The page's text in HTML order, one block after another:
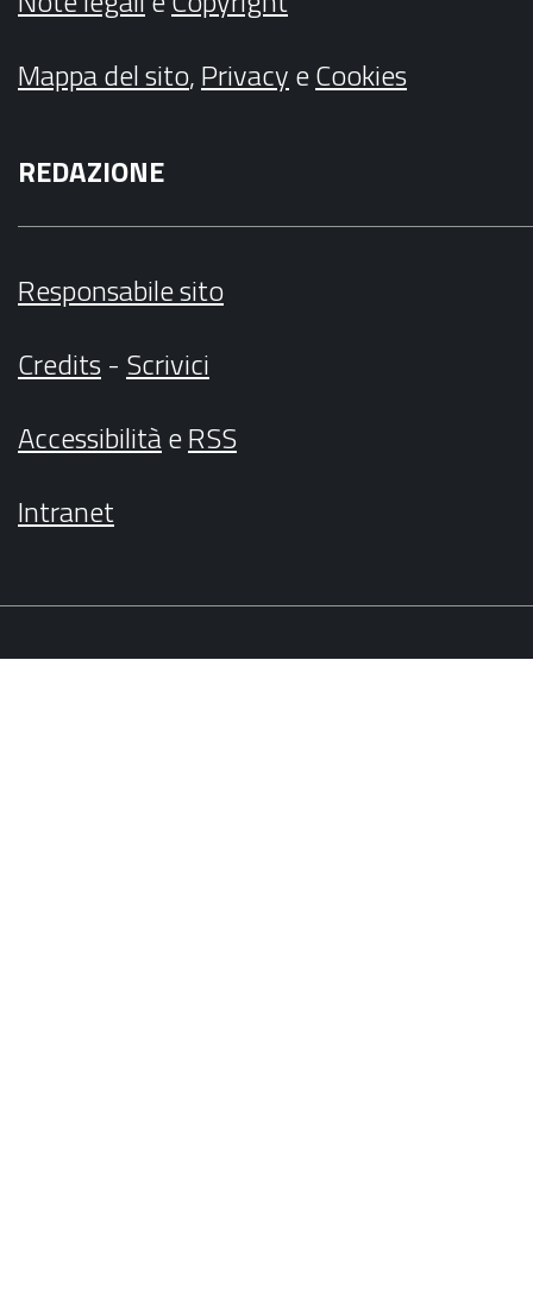
Mappa del sito,PrivacyeCookies
REDAZIONE
Responsabile sito
Credits- Scrivici
AccessibilitàeRSS
Intranet